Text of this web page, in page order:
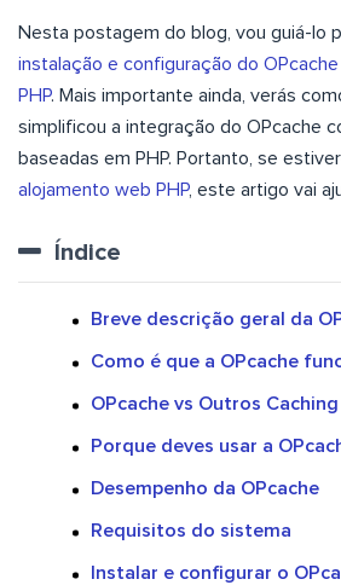
Nesta postagem do blog, vou guiá-lo
instalação e configuração do
PHP. Mais importante ainda, verás
simplificou a integração do OPcache
baseadas em PHP. Portanto, se
alojamento web PHP, este artigo vai
Índice
Breve descrição geral da
Como é que a OPcache
OPcache vs Outros Caching
Porque deves usar a
Desempenho da OPcache
Requisitos do sistema
Instalar e configurar o